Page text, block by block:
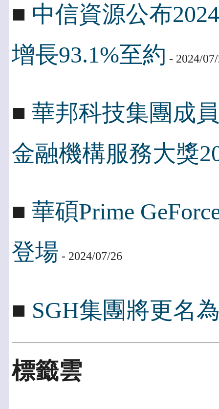
■ 中信資源公布
增長93.1%至約 - 2024/
■ 華邦科技集團成
金融機構服務大獎
■ 華碩Prime
登場 - 2024/07/26
■ SGH集團將更名
標籤雲